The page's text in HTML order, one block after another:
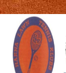
Hoppa
till